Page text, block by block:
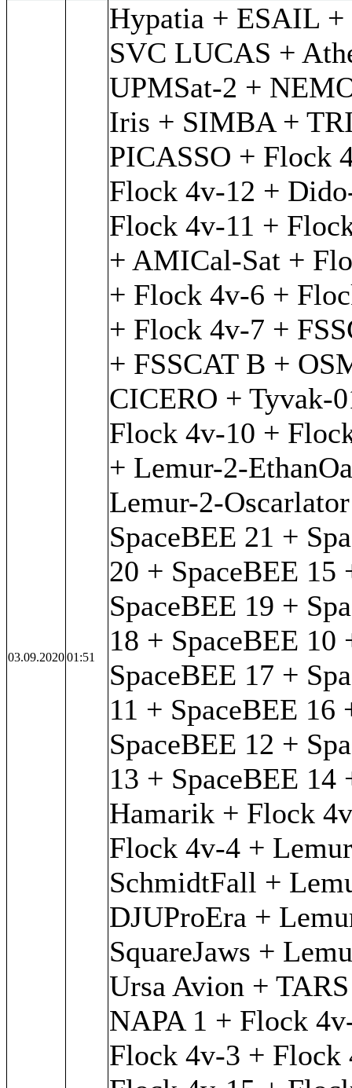
03.09.202001:51
Hypatia + ESAIL
SVC LUCAS +
UPMSat-2 +
Iris + SIMBA +
PICASSO + Flock
Flock 4v-12 +
Flock 4v-11 +
+ AMICal-Sat +
+ Flock 4v-6 +
+ Flock 4v-7 +
+ FSSCAT B +
CICERO + Tyvak-
Flock 4v-10 +
+ Lemur-2-
Lemur-2-
SpaceBEE 21 +
20 + SpaceBEE 15
SpaceBEE 19 +
18 + SpaceBEE 10
SpaceBEE 17 +
11 + SpaceBEE 16
SpaceBEE 12 +
13 + SpaceBEE 14
Hamarik + Flock
Flock 4v-4 +
SchmidtFall +
DJUProEra +
SquareJaws +
Ursa Avion +
NAPA 1 + Flock
Flock 4v-3 + Flock